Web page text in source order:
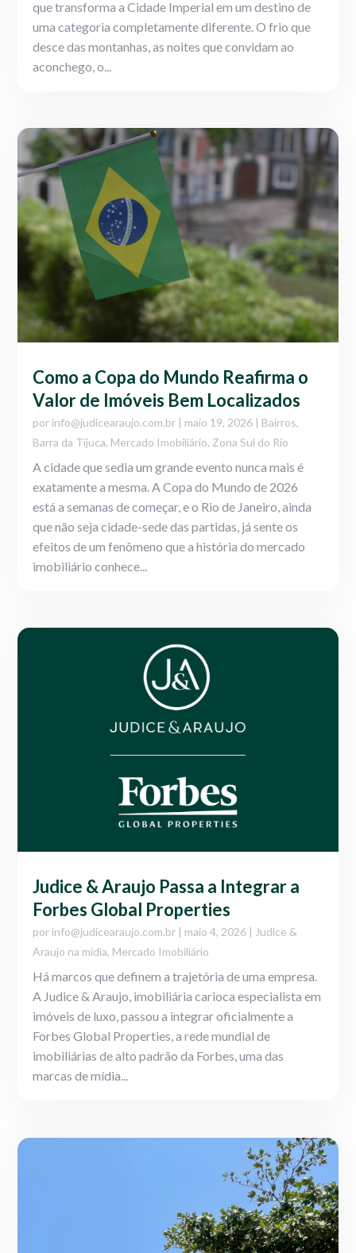
que transforma a Cidade Imperial em um destino de
uma categoria completamente diferente. O frio que
desce das montanhas, as noites que convidam ao
aconchego, o...
Como a Copa do Mundo Reafirma o
Valor de Imóveis Bem Localizados
por info@judicearaujo.com.br | maio 19, 2026 | Bairros,
Barra da Tijuca, Mercado Imobiliário, Zona Sul do Rio
A cidade que sedia um grande evento nunca mais é
exatamente a mesma. A Copa do Mundo de 2026
está a semanas de começar, e o Rio de Janeiro, ainda
que não seja cidade-sede das partidas, já sente os
efeitos de um fenômeno que a história do mercado
imobiliário conhece...
Judice & Araujo Passa a Integrar a
Forbes Global Properties
por info@judicearaujo.com.br | maio 4, 2026 | Judice &
Araujo na mídia, Mercado Imobiliário
Há marcos que definem a trajetória de uma empresa.
A Judice & Araujo, imobiliária carioca especialista em
imóveis de luxo, passou a integrar oficialmente a
Forbes Global Properties, a rede mundial de
imobiliárias de alto padrão da Forbes, uma das
marcas de mídia...